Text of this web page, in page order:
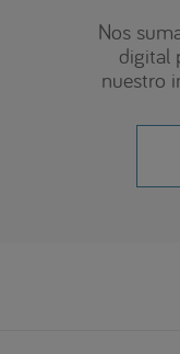
Nos
digital
nuestro